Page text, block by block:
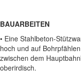
BAUARBEITEN
• Eine Stahlbeton-
hoch und auf
zwischen dem
oberirdisch.